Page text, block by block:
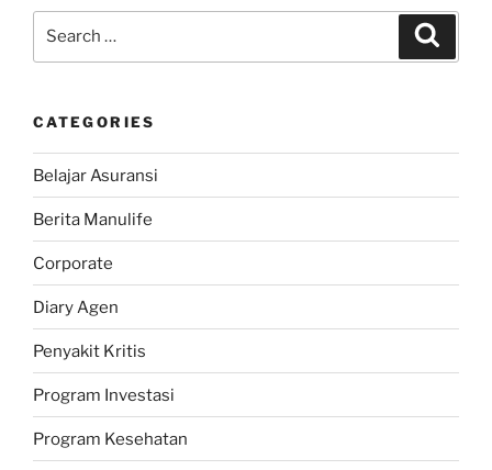
CATEGORIES
Belajar Asuransi
Berita Manulife
Corporate
Diary Agen
Penyakit Kritis
Program Investasi
Program Kesehatan